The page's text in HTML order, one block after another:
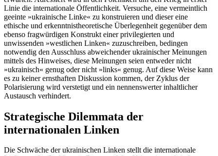
Linie die internationale Öffentlichkeit. Versuche, eine vermeintlich
geeinte »ukrainische Linke« zu konstruieren und dieser eine
ethische und erkenntnistheoretische Überlegenheit gegenüber dem
ebenso fragwürdigen Konstrukt einer privilegierten und
unwissenden »westlichen Linken« zuzuschreiben, bedingen
notwendig den Ausschluss abweichender ukrainischer Meinungen
mittels des Hinweises, diese Meinungen seien entweder nicht
»ukrainisch« genug oder nicht »links« genug. Auf diese Weise kann
es zu keiner ernsthaften Diskussion kommen, der Zyklus der
Polarisierung wird verstetigt und ein nennenswerter inhaltlicher
Austausch verhindert.
Strategische Dilemmata der
internationalen Linken
Die Schwäche der ukrainischen Linken stellt die internationale